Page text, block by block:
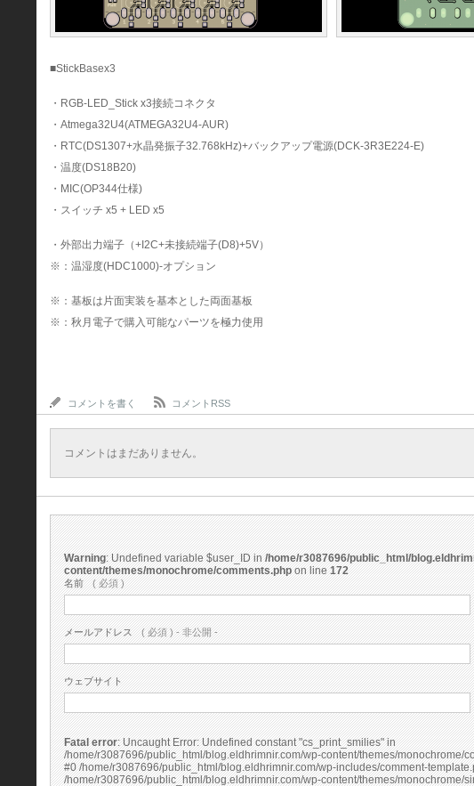
■StickBasex3
・RGB-LED_Stick x3接続コネクタ
・Atmega32U4(ATMEGA32U4-AUR)
・RTC(DS1307+水晶発振子32.768kHz)+バックアップ電源(DCK-3R3E224-E)
・温度(DS18B20)
・MIC(OP344仕様)
・スイッチ x5 + LED x5
・外部出力端子（+I2C+未接続端子(D8)+5V）
※：温湿度(HDC1000)-オプション
※：基板は片面実装を基本とした両面基板
※：秋月電子で購入可能なパーツを極力使用
コメントを書く コメントRSS
コメントはまだありません。
Warning : Undefined variable $user_ID in/home/r3087696/public_html/
content/themes/monochrome/comments.phpon line172
名前 ( 必須 )
メールアドレス ( 必須 ) - 非公開 -
ウェブサイト
Fatal error: Uncaught Error: Undefined constant "cs_print_smilies" in
/home/r3087696/public_html/blog.eldhrimnir.com/wp-content/themes/monochrome/
#0 /home/r3087696/public_html/blog.eldhrimnir.com/wp-includes/comment-
/home/r3087696/public_html/blog.eldhrimnir.com/wp-content/themes/monochrome/